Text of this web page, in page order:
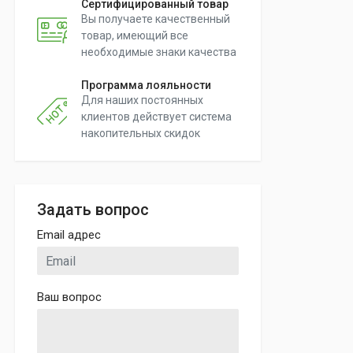
Сертифицированный товар
Вы получаете качественный
товар, имеющий все
необходимые знаки качества
Программа лояльности
Для наших постоянных
клиентов действует система
накопительных скидок
Задать вопрос
Email адрес
Ваш вопрос